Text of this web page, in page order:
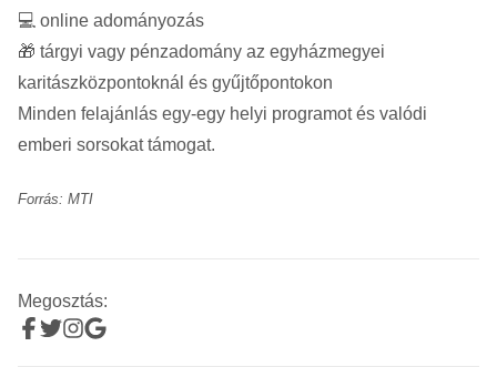
💻 online adományozás
🎁 tárgyi vagy pénzadomány az egyházmegyei
karitászközpontoknál és gyűjtőpontokon
Minden felajánlás egy-egy helyi programot és valódi
emberi sorsokat támogat.
Forrás: MTI
Megosztás: